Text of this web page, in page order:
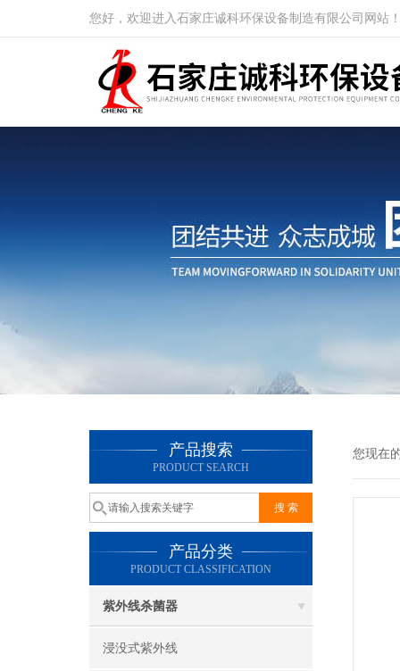
您好，欢迎进入石家庄诚科环保设备制造有限公司网站
产品搜索
PRODUCT SEARCH
产品分类
PRODUCT CLASSIFICATION
紫外线杀菌器
浸没式紫外线
您现在